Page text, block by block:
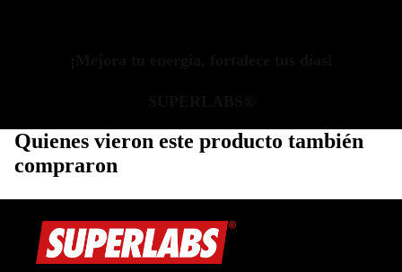
Quienes vieron este producto también
compraron